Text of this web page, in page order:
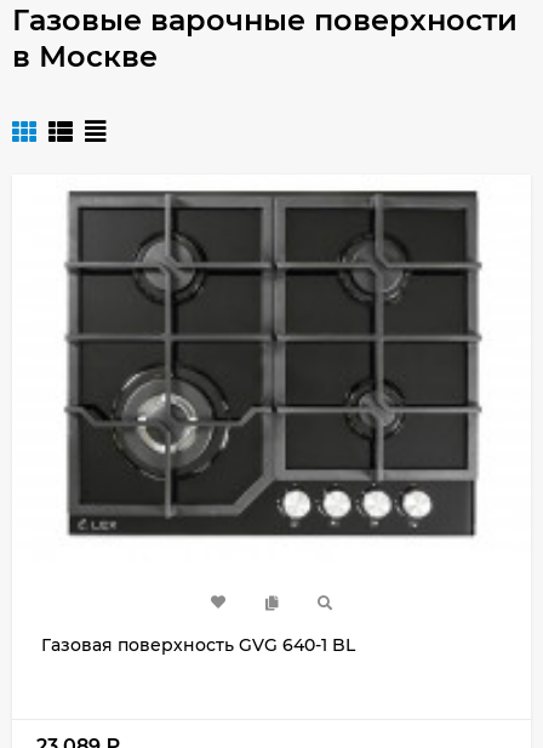
Газовые варочные поверхности
в Москве
Газовая поверхность GVG 640-1 BL